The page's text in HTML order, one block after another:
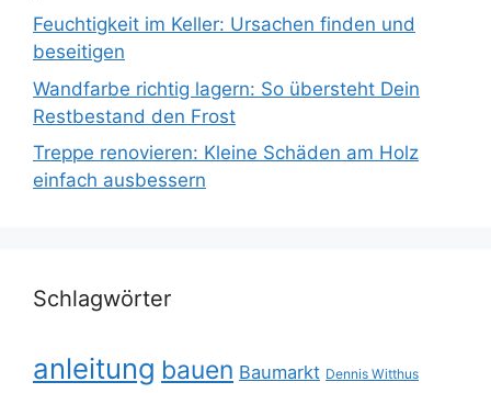
Feuchtigkeit im Keller: Ursachen finden und
beseitigen
Wandfarbe richtig lagern: So übersteht Dein
Restbestand den Frost
Treppe renovieren: Kleine Schäden am Holz
einfach ausbessern
Schlagwörter
anleitung bauen Baumarkt Dennis Witthus